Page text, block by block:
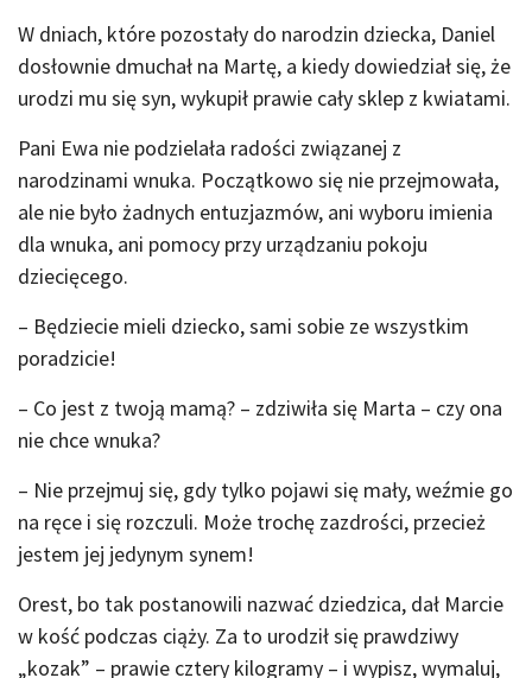
W dniach, które pozostały do narodzin dziecka, Daniel
dosłownie dmuchał na Martę, a kiedy dowiedział się, że
urodzi mu się syn, wykupił prawie cały sklep z kwiatami.
Pani Ewa nie podzielała radości związanej z
narodzinami wnuka. Początkowo się nie przejmowała,
ale nie było żadnych entuzjazmów, ani wyboru imienia
dla wnuka, ani pomocy przy urządzaniu pokoju
dziecięcego.
– Będziecie mieli dziecko, sami sobie ze wszystkim
poradzicie!
– Co jest z twoją mamą? – zdziwiła się Marta – czy ona
nie chce wnuka?
– Nie przejmuj się, gdy tylko pojawi się mały, weźmie go
na ręce i się rozczuli. Może trochę zazdrości, przecież
jestem jej jedynym synem!
Orest, bo tak postanowili nazwać dziedzica, dał Marcie
w kość podczas ciąży. Za to urodził się prawdziwy
„kozak” – prawie cztery kilogramy – i wypisz, wymaluj,